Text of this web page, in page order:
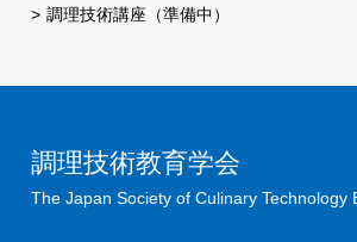
調理技術講座（準備中）
調理技術教育学会
The Japan Society of Culinary Technology